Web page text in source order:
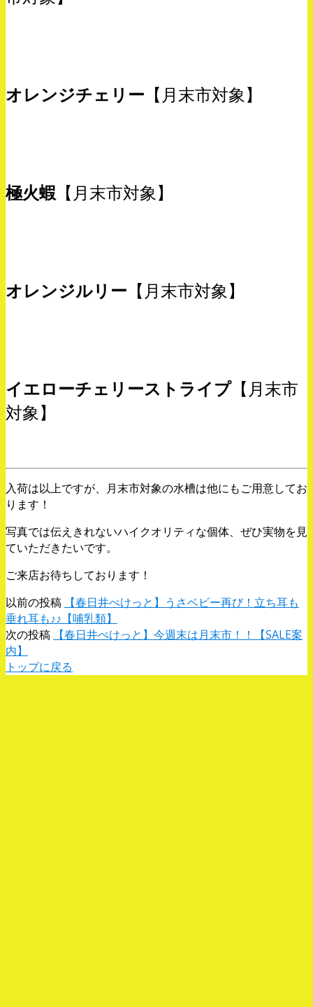
オレンジチェリー 【月末市対象】
極火蝦 【月末市対象】
オレンジルリー 【月末市対象】
イエローチェリーストライプ【月末市
対象】
入荷は以上ですが、月末市対象の水槽は他にもご用意してお
ります！
写真では伝えきれないハイクオリティな個体、ぜひ実物を見
ていただきたいです。
ご来店お待ちしております！
以前の投稿
【春日井ぺけっと】うさベビー再び！立ち耳も
垂れ耳も♪♪【哺乳類】
次の投稿
【春日井ぺけっと】今週末は月末市！！【SALE案
内】
トップに戻る